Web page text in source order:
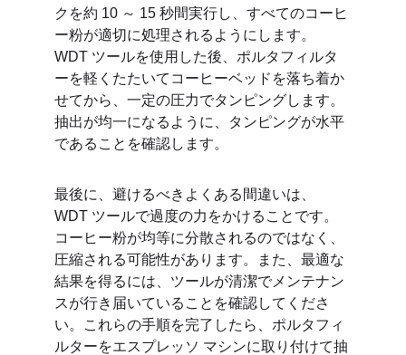
クを約 10 ～ 15 秒間実行し、すべてのコーヒ
ー粉が適切に処理されるようにします。
WDT ツールを使用した後、ポルタフィルタ
ーを軽くたたいてコーヒーベッドを落ち着か
せてから、一定の圧力でタンピングします。
抽出が均一になるように、タンピングが水平
であることを確認します。
最後に、避けるべきよくある間違いは、
WDT ツールで過度の力をかけることです。
コーヒー粉が均等に分散されるのではなく、
圧縮される可能性があります。また、最適な
結果を得るには、ツールが清潔でメンテナン
スが行き届いていることを確認してくださ
い。これらの手順を完了したら、ポルタフィ
ルターをエスプレッソ マシンに取り付けて抽